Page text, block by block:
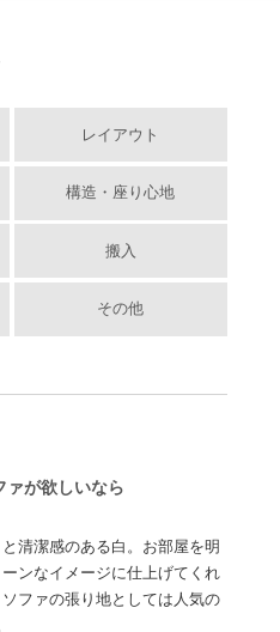
レイアウト
構造・座り心地
搬入
その他
ァが欲しいなら
清潔感のある白。お部屋を明
ンなイメージに仕上げてくれ
ファの張り地としては人気の